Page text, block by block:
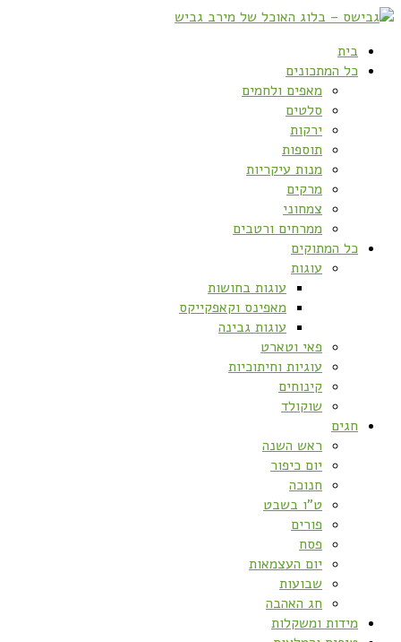
בית
כל המתכונים
מאפים ולחמים
סלטים
ירקות
תוספות
מנות עיקריות
מרקים
צמחוני
ממרחים ורטבים
כל המתוקים
עוגות
עוגות בחושות
מאפינס וקאפקייקס
עוגות גבינה
פאי וטארט
עוגיות וחיתוכיות
קינוחים
שוקולד
חגים
ראש השנה
יום כיפור
חנוכה
ט”ו בשבט
פורים
פסח
יום העצמאות
שבועות
חג האהבה
מידות ומשקלות